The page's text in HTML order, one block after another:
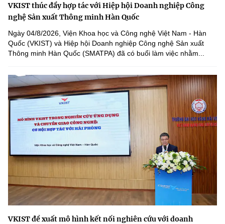
VKIST thúc đẩy hợp tác với Hiệp hội Doanh nghiệp Công
nghệ Sản xuất Thông minh Hàn Quốc
Ngày 04/8/2026, Viện Khoa học và Công nghệ Việt Nam - Hàn
Quốc (VKIST) và Hiệp hội Doanh nghiệp Công nghệ Sản xuất
Thông minh Hàn Quốc (SMATPA) đã có buổi làm việc nhằm...
VKIST đề xuất mô hình kết nối nghiên cứu với doanh